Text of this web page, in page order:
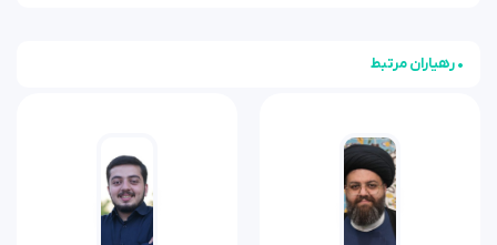
• رهیاران مرتبط